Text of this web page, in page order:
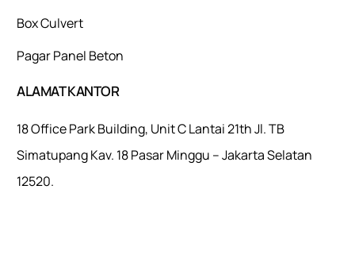
Box Culvert
Pagar Panel Beton
ALAMAT KANTOR
18 Office Park Building, Unit C Lantai 21th Jl. TB
Simatupang Kav. 18 Pasar Minggu – Jakarta Selatan
12520.